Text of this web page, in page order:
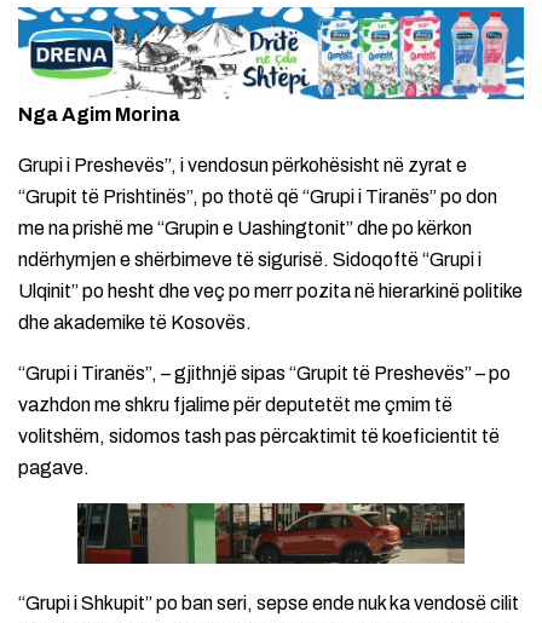
Nga Agim Morina
Grupi i Preshevës”, i vendosun përkohësisht në zyrat e
“Grupit të Prishtinës”, po thotë që “Grupi i Tiranës” po don
me na prishë me “Grupin e Uashingtonit” dhe po kërkon
ndërhymjen e shërbimeve të sigurisë. Sidoqoftë “Grupi i
Ulqinit” po hesht dhe veç po merr pozita në hierarkinë politike
dhe akademike të Kosovës.
“Grupi i Tiranës”, – gjithnjë sipas “Grupit të Preshevës” – po
vazhdon me shkru fjalime për deputetët me çmim të
volitshëm, sidomos tash pas përcaktimit të koeficientit të
pagave.
“Grupi i Shkupit” po ban seri, sepse ende nuk ka vendosë cilit